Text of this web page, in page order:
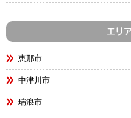
エリ
恵那市
中津川市
瑞浪市